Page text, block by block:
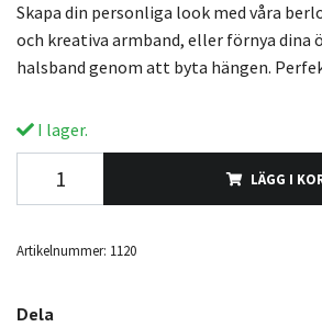
Skapa din personliga look med våra
och kreativa armband, eller förnya dina
halsband genom att byta hängen.
I lager.
LÄGG I
Artikelnummer: 1120
Dela